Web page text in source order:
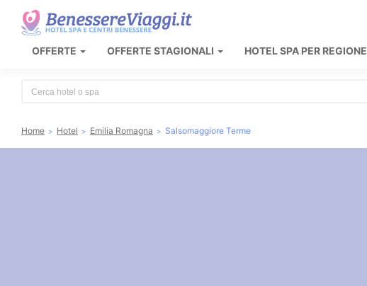
OFFERTE OFFERTE STAGIONALI HOTEL SPA PER REGIONE
Home Hotel Emilia Romagna Salsomaggiore Terme